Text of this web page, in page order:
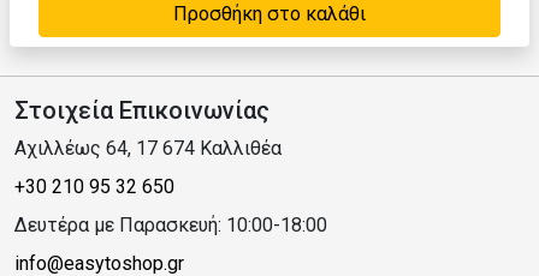
Προσθήκη στο καλάθι
Στοιχεία Επικοινωνίας
Αχιλλέως 64, 17 674 Καλλιθέα
+30 210 95 32 650
Δευτέρα με Παρασκευή: 10:00-18:00
info@easytoshop.gr